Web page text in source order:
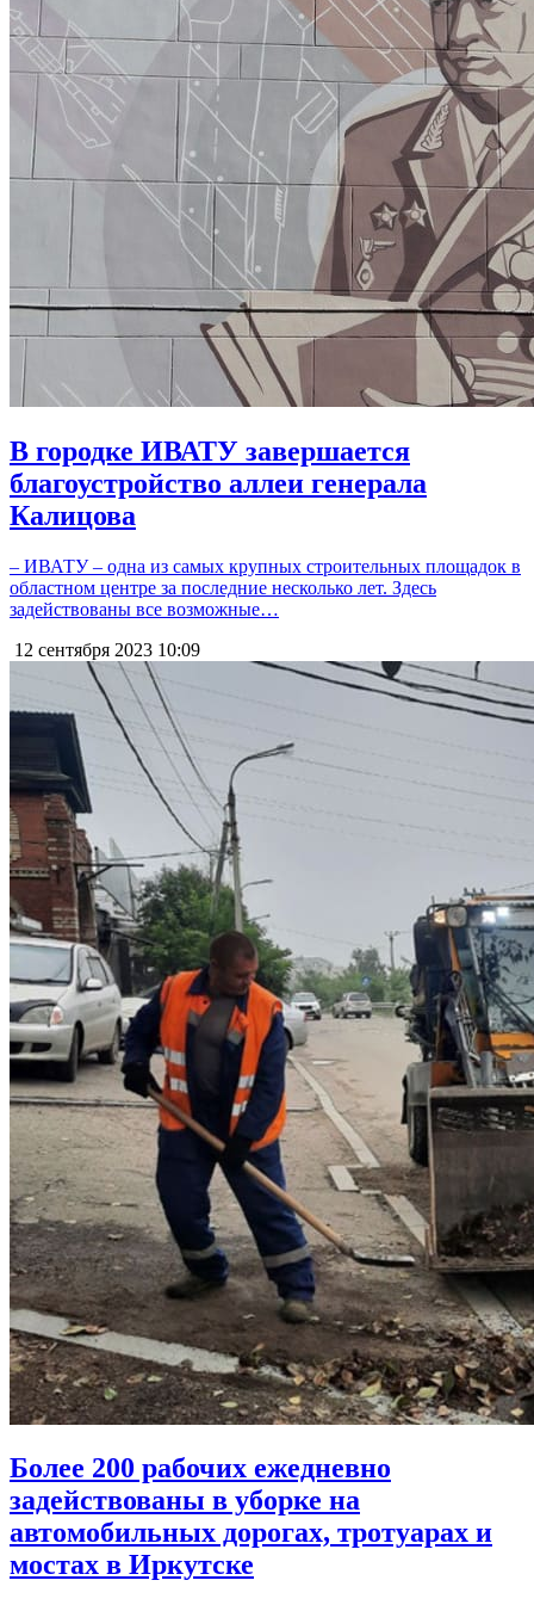
В городке ИВАТУ завершается
благоустройство аллеи генерала
Калицова
– ИВАТУ – одна из самых крупных строительных площадок в
областном центре за последние несколько лет. Здесь
задействованы все возможные…
12 сентября 2023 10:09
Более 200 рабочих ежедневно
задействованы в уборке на
автомобильных дорогах, тротуарах и
мостах в Иркутске